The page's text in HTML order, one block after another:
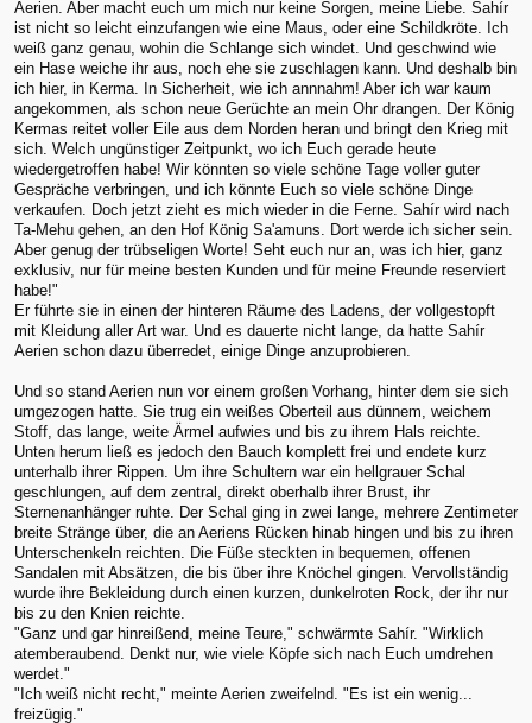
Aerien. Aber macht euch um mich nur keine Sorgen, meine Liebe. Sahír
ist nicht so leicht einzufangen wie eine Maus, oder eine Schildkröte. Ich
weiß ganz genau, wohin die Schlange sich windet. Und geschwind wie
ein Hase weiche ihr aus, noch ehe sie zuschlagen kann. Und deshalb bin
ich hier, in Kerma. In Sicherheit, wie ich annnahm! Aber ich war kaum
angekommen, als schon neue Gerüchte an mein Ohr drangen. Der König
Kermas reitet voller Eile aus dem Norden heran und bringt den Krieg mit
sich. Welch ungünstiger Zeitpunkt, wo ich Euch gerade heute
wiedergetroffen habe! Wir könnten so viele schöne Tage voller guter
Gespräche verbringen, und ich könnte Euch so viele schöne Dinge
verkaufen. Doch jetzt zieht es mich wieder in die Ferne. Sahír wird nach
Ta-Mehu gehen, an den Hof König Sa'amuns. Dort werde ich sicher sein.
Aber genug der trübseligen Worte! Seht euch nur an, was ich hier, ganz
exklusiv, nur für meine besten Kunden und für meine Freunde reserviert
habe!"
Er führte sie in einen der hinteren Räume des Ladens, der vollgestopft
mit Kleidung aller Art war. Und es dauerte nicht lange, da hatte Sahír
Aerien schon dazu überredet, einige Dinge anzuprobieren.
Und so stand Aerien nun vor einem großen Vorhang, hinter dem sie sich
umgezogen hatte. Sie trug ein weißes Oberteil aus dünnem, weichem
Stoff, das lange, weite Ärmel aufwies und bis zu ihrem Hals reichte.
Unten herum ließ es jedoch den Bauch komplett frei und endete kurz
unterhalb ihrer Rippen. Um ihre Schultern war ein hellgrauer Schal
geschlungen, auf dem zentral, direkt oberhalb ihrer Brust, ihr
Sternenanhänger ruhte. Der Schal ging in zwei lange, mehrere Zentimeter
breite Stränge über, die an Aeriens Rücken hinab hingen und bis zu ihren
Unterschenkeln reichten. Die Füße steckten in bequemen, offenen
Sandalen mit Absätzen, die bis über ihre Knöchel gingen. Vervollständig
wurde ihre Bekleidung durch einen kurzen, dunkelroten Rock, der ihr nur
bis zu den Knien reichte.
"Ganz und gar hinreißend, meine Teure," schwärmte Sahír. "Wirklich
atemberaubend. Denkt nur, wie viele Köpfe sich nach Euch umdrehen
werdet."
"Ich weiß nicht recht," meinte Aerien zweifelnd. "Es ist ein wenig...
freizügig."